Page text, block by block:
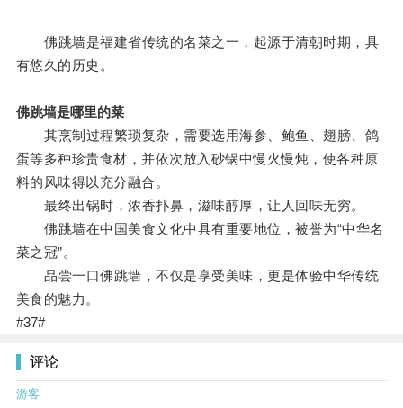
佛跳墙是福建省传统的名菜之一，起源于清朝时期，具
有悠久的历史。
佛跳墙是哪里的菜
其烹制过程繁琐复杂，需要选用海参、鲍鱼、翅膀、鸽
蛋等多种珍贵食材，并依次放入砂锅中慢火慢炖，使各种原
料的风味得以充分融合。
最终出锅时，浓香扑鼻，滋味醇厚，让人回味无穷。
佛跳墙在中国美食文化中具有重要地位，被誉为“中华名
菜之冠”。
品尝一口佛跳墙，不仅是享受美味，更是体验中华传统
美食的魅力。
#37#
评论
游客